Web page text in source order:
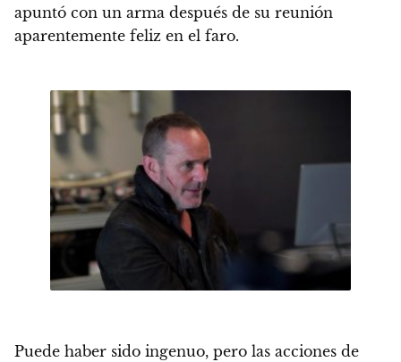
apuntó con un arma después de su reunión
aparentemente feliz en el faro.
Puede haber sido ingenuo, pero las acciones de